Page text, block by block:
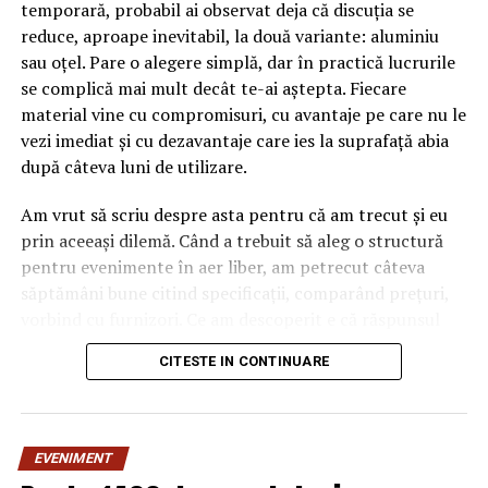
temporară, probabil ai observat deja că discuția se
reduce, aproape inevitabil, la două variante: aluminiu
sau oțel. Pare o alegere simplă, dar în practică lucrurile
se complică mai mult decât te-ai aștepta. Fiecare
material vine cu compromisuri, cu avantaje pe care nu le
vezi imediat și cu dezavantaje care ies la suprafață abia
după câteva luni de utilizare.
Am vrut să scriu despre asta pentru că am trecut și eu
prin aceeași dilemă. Când a trebuit să aleg o structură
pentru evenimente în aer liber, am petrecut câteva
săptămâni bune citind specificații, comparând prețuri,
„corect” depinde mult de context, de cât de des muți
pavilionul și de ce condiții meteo ai de înfruntat.
materialului mai mult decât
CITESTE IN CONTINUARE
EVENIMENT